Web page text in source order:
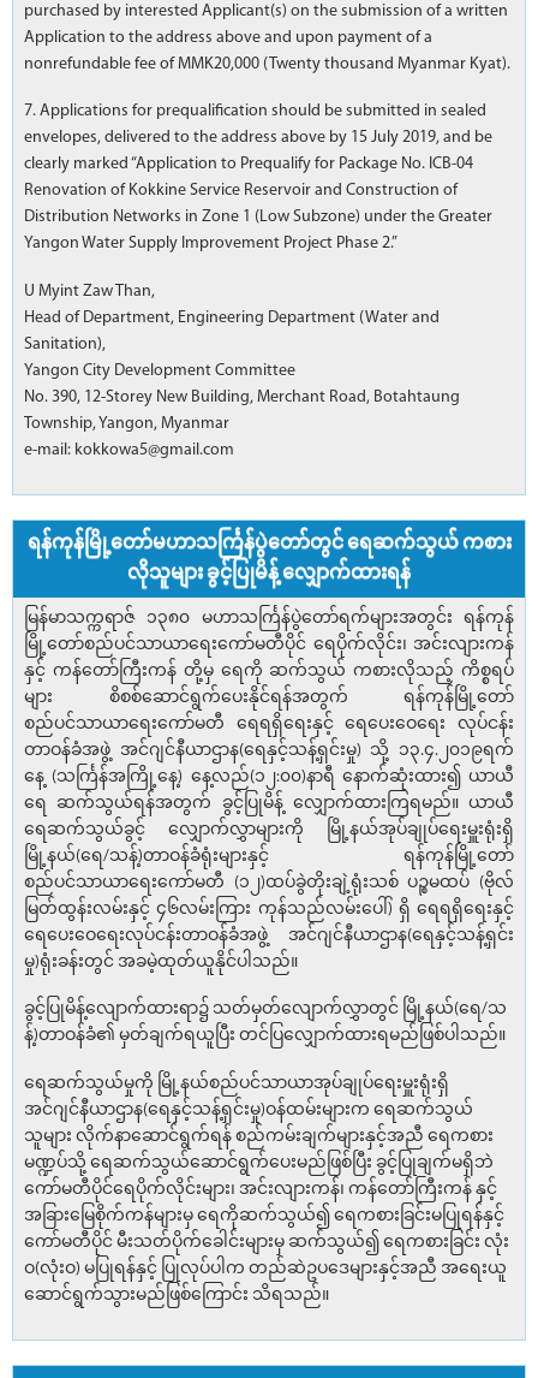
purchased by interested Applicant(s) on the submission of a written
Application to the address above and upon payment of a
nonrefundable fee of MMK20,000 (Twenty thousand Myanmar Kyat).
7. Applications for prequalification should be submitted in sealed
envelopes, delivered to the address above by 15 July 2019, and be
clearly marked “Application to Prequalify for Package No. ICB-04
Renovation of Kokkine Service Reservoir and Construction of
Distribution Networks in Zone 1 (Low Subzone) under the Greater
Yangon Water Supply Improvement Project Phase 2.”
U Myint Zaw Than,
Head of Department, Engineering Department (Water and
Sanitation),
Yangon City Development Committee
No. 390, 12-Storey New Building, Merchant Road, Botahtaung
Township, Yangon, Myanmar
e-mail: kokkowa5@gmail.com
ရန်ကုန်မြို့တော်မဟာသင်္ကြန်ပွဲတော်တွင် ရေဆက်သွယ် ကစား
လိုသူများ ခွင့်ပြုမိန့် လျှောက်ထားရန်
မြန်မာသက္ကရာဇ် ၁၃၈၀ မဟာသင်္ကြန်ပွဲတော်ရက်များအတွင်း ရန်ကုန်
မြို့တော်စည်ပင်သာယာရေးကော်မတီပိုင် ရေပိုက်လိုင်း၊ အင်းလျားကန်
နှင့် ကန်တော်ကြီးကန် တို့မှ ရေကို ဆက်သွယ် ကစားလိုသည့် ကိစ္စရပ်
များ စိစစ်ဆောင်ရွက်ပေးနိုင်ရန်အတွက် ရန်ကုန်မြို့တော်
စည်ပင်သာယာရေးကော်မတီ ရေရရှိရေးနှင့် ရေပေးဝေရေး လုပ်ငန်း
တာဝန်ခံအဖွဲ့ အင်ဂျင်နီယာဌာန(ရေနှင့်သန့်ရှင်းမှု) သို့ ၁၃.၄.၂၀၁၉ရက်
နေ့ (သင်္ကြန်အကြို့နေ့) နေ့လည်(၁၂:၀၀)နာရီ နောက်ဆုံးထား၍ ယာယီ
ရေ ဆက်သွယ်ရန်အတွက် ခွင့်ပြုမိန့် လျှောက်ထားကြရမည်။ ယာယီ
ရေဆက်သွယ်ခွင့် လျှောက်လွှာများကို မြို့နယ်အုပ်ချုပ်ရေးမှူးရုံးရှိ
မြို့နယ်(ရေ/သန့်)တာဝန်ခံရုံးများနှင့် ရန်ကုန်မြို့တော်
စည်ပင်သာယာရေးကော်မတီ (၁၂)ထပ်ခွဲတိုးချဲ့ရုံးသစ် ပဉ္စမထပ် (ဗိုလ်
မြတ်ထွန်းလမ်းနှင့် ၄၆လမ်းကြား ကုန်သည်လမ်းပေါ်) ရှိ ရေရရှိရေးနှင့်
ရေပေးဝေရေးလုပ်ငန်းတာဝန်ခံအဖွဲ့ အင်ဂျင်နီယာဌာန(ရေနှင့်သန့်ရှင်း
မှု)ရုံးခန်းတွင် အခမဲ့ထုတ်ယူနိုင်ပါသည်။
ခွင့်ပြုမိန့်လျောက်ထားရာ၌ သတ်မှတ်လျောက်လွှာတွင် မြို့နယ်(ရေ/သ
န့်)တာဝန်ခံ၏ မှတ်ချက်ရယူပြီး တင်ပြလျှောက်ထားရမည်ဖြစ်ပါသည်။
ရေဆက်သွယ်မှုကို မြို့နယ်စည်ပင်သာယာအုပ်ချုပ်ရေးမှူးရုံးရှိ
အင်ဂျင်နီယာဌာန(ရေနှင့်သန့်ရှင်းမှု)ဝန်ထမ်းများက ရေဆက်သွယ်
သူများ လိုက်နာဆောင်ရွက်ရန် စည်ကမ်းချက်များနှင့်အညီ ရေကစား
မဏ္ဍပ်သို့ ရေဆက်သွယ်ဆောင်ရွက်ပေးမည်ဖြစ်ပြီး ခွင့်ပြုချက်မရှိဘဲ
ကော်မတီပိုင်ရေပိုက်လိုင်းများ၊ အင်းလျားကန်၊ ကန်တော်ကြီးကန် နှင့်
အခြားမြေစိုက်ကန်များမှ ရေကိုဆက်သွယ်၍ ရေကစားခြင်းမပြုရန်နှင့်
ကော်မတီပိုင် မီးသတ်ပိုက်ခေါင်းများမှ ဆက်သွယ်၍ ရေကစားခြင်း လုံး
ဝ(လုံးဝ) မပြုရန်နှင့် ပြုလုပ်ပါက တည်ဆဲဥပဒေများနှင့်အညီ အရေးယူ
ဆောင်ရွက်သွားမည်ဖြစ်ကြောင်း သိရသည်။